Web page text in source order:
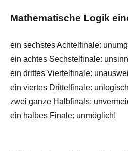
Mathematische Logik
ein sechstes Achtelfinale:
ein achtes Sechstelfinale:
ein drittes Viertelfinale:
ein viertes Drittelfinale: unlogisch
zwei ganze Halbfinals:
ein halbes Finale: unmöglich!